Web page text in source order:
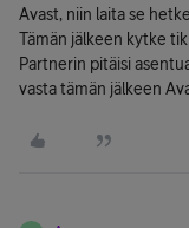
Avast, niin laita se
Tämän jälkeen kytke
Partnerin pitäisi
vasta tämän jälkeen